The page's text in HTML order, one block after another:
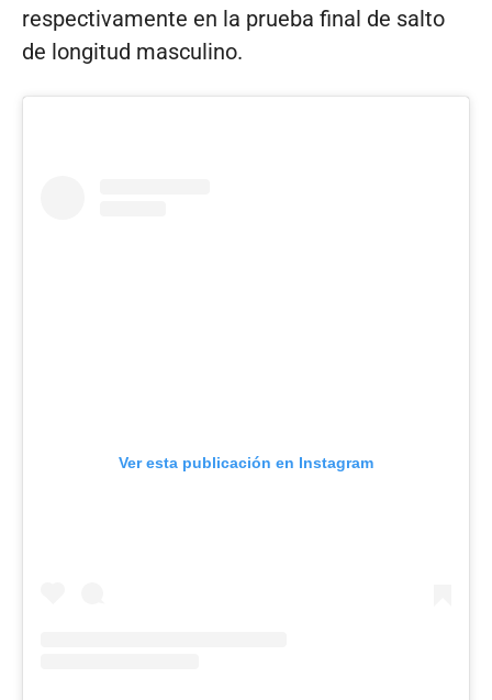
respectivamente en la prueba final de salto
de longitud masculino.
Ver esta publicación en Instagram